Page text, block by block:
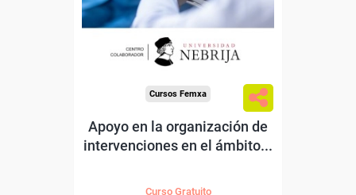
Para todos los sectores.
Cursos Femxa
Apoyo en la organización de
intervenciones en el ámbito...
Curso Gratuito